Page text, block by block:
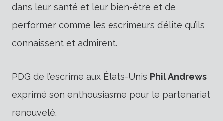
dans leur santé et leur bien-être et de
performer comme les escrimeurs d’élite qu’ils
connaissent et admirent.
PDG de l’escrime aux États-Unis Phil Andrews
exprimé son enthousiasme pour le partenariat
renouvelé.